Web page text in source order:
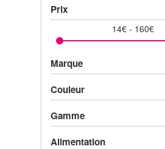
Prix
14€- 160€
Marque
Couleur
Gamme
Alimentation